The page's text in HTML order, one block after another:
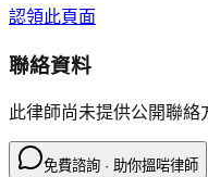
認領此頁面
聯絡資料
此律師尚未提供公開聯絡
免費諮詢 · 助你搵啱律師